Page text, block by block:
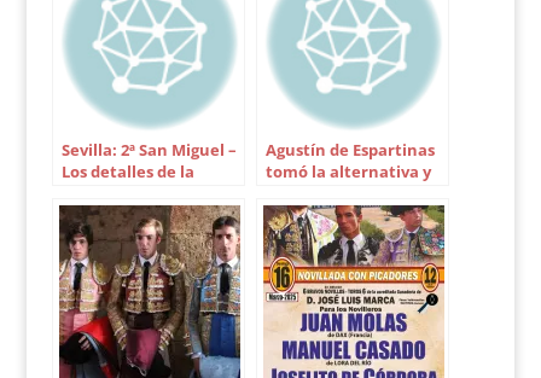
Sevilla: 2ª San Miguel –
Los detalles de la
Agustín de Espartinas
tomó la alternativa y
orejas